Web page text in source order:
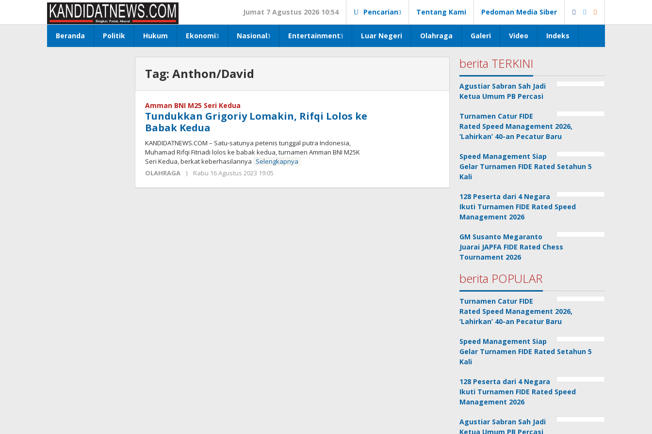
konten
Jumat 7 Agustus 2026 10:54 Pencarian Tentang Kami Pedoman Media Siber
Beranda Politik Hukum Ekonomi Nasional Entertainment Luar Negeri Olahraga Galeri Video Indeks
Tag:Anthon/David
Amman BNI M25 Seri Kedua
Tundukkan Grigoriy Lomakin, Rifqi Lolos ke
Babak Kedua
KANDIDATNEWS.COM – Satu-satunya petenis tunggal putra Indonesia,
Muhamad Rifqi Fitriadi lolos ke babak kedua, turnamen Amman BNI M25K
Seri Kedua, berkat keberhasilannya Selengkapnya
OLAHRAGA
Rabu 16 Agustus 2023 19:05
Jackson
berita TERKINI
Agustiar Sabran Sah Jadi
Ketua Umum PB Percasi
Turnamen Catur FIDE
Rated Speed Management 2026,
‘Lahirkan’ 40-an Pecatur Baru
Speed Management Siap
Gelar Turnamen FIDE Rated Setahun 5
Kali
128 Peserta dari 4 Negara
Ikuti Turnamen FIDE Rated Speed
Management 2026
GM Susanto Megaranto
Juarai JAPFA FIDE Rated Chess
Tournament 2026
berita POPULAR
Turnamen Catur FIDE
Rated Speed Management 2026,
‘Lahirkan’ 40-an Pecatur Baru
Speed Management Siap
Gelar Turnamen FIDE Rated Setahun 5
Kali
128 Peserta dari 4 Negara
Ikuti Turnamen FIDE Rated Speed
Management 2026
Agustiar Sabran Sah Jadi
Ketua Umum PB Percasi